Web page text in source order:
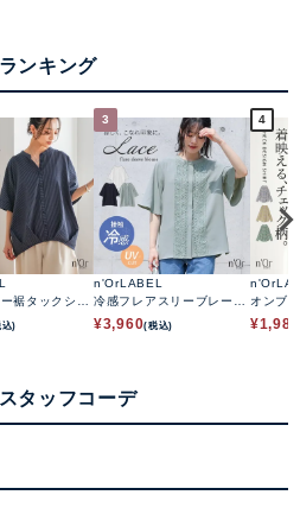
ンキング
裾タックシャ
)
3
n'OrLABEL
冷感フレアスリーブレース
ブラウス
¥3,960(税込)
4
オンブ
¥1,980
タッフコーデ